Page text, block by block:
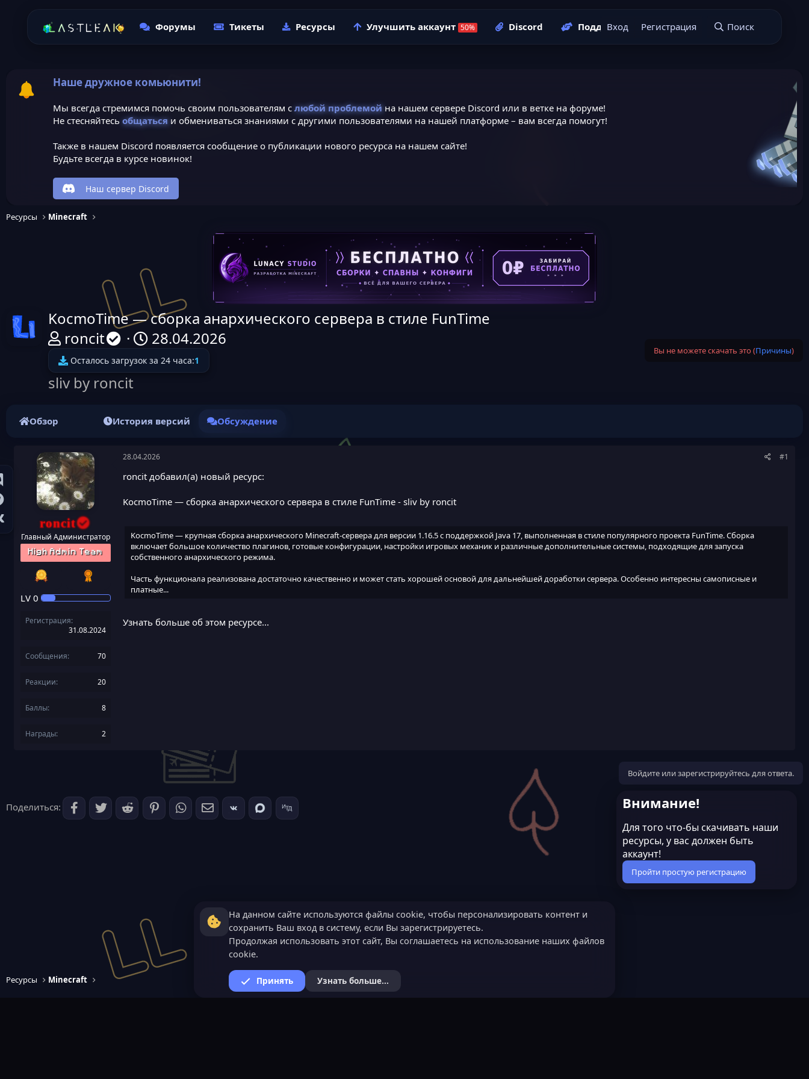
Форумы Тикеты Ресурсы Улучшить аккаунт Discord Поддержать нас Подать заявку
Вход Регистрация Поиск
Наше дружное комьюнити!
Мы всегда стремимся помочь своим пользователям с любой проблемойна нашем сервере Discord или в ветке на форуме!
Не стесняйтесь общатьсяи обмениваться знаниями с другими пользователями на нашей платформе – вам всегда помогут!
Также в нашем Discord появляется сообщение о публикации нового ресурса на нашем сайте!
Будьте всегда в курсе новинок!
Наш сервер Discord
Ресурсы Minecraft
Иконка ресурса
KocmoTime — сборка анархического сервера в стиле FunTime
А
в
т
е
м
ы
roncit
Д
а
т
н
ч
а
л
28.04.2026
Осталось загрузок за 24 часа:1
sliv by roncit
Вы не можете скачать это (Причины)
Обзор История версий Обсуждение
roncit
Главный Администратор
High Admin Team
LV 0
Регистрация
31.08.2024
Сообщения 70
Реакции 20
Баллы 8
Награды 2
28.04.2026 #1
roncit добавил(а) новый ресурс:
KocmoTime — сборка анархического сервера в стиле FunTime - sliv by roncit
KocmoTime — крупная сборка анархического Minecraft-сервера для версии 1.16.5 с поддержкой Java 17, выполненная в стиле популярного проекта FunTime. Сборка
включает большое количество плагинов, готовые конфигурации, настройки игровых механик и различные дополнительные системы, подходящие для запуска
собственного анархического режима.
Часть функционала реализована достаточно качественно и может стать хорошей основой для дальнейшей доработки сервера. Особенно интересны самописные и
платные...
Узнать больше об этом ресурсе...
Войдите или зарегистрируйтесь для ответа.
Поделиться:
Ресурсы Minecraft
Внимание!
Для того что-бы скачивать наши
ресурсы, у вас должен быть
аккаунт!
Пройти простую регистрацию
На данном сайте используются файлы cookie, чтобы персонализировать контент и
сохранить Ваш вход в систему, если Вы зарегистрируетесь.
Продолжая использовать этот сайт, Вы соглашаетесь на использование наших файлов
cookie.
Принять Узнать больше...